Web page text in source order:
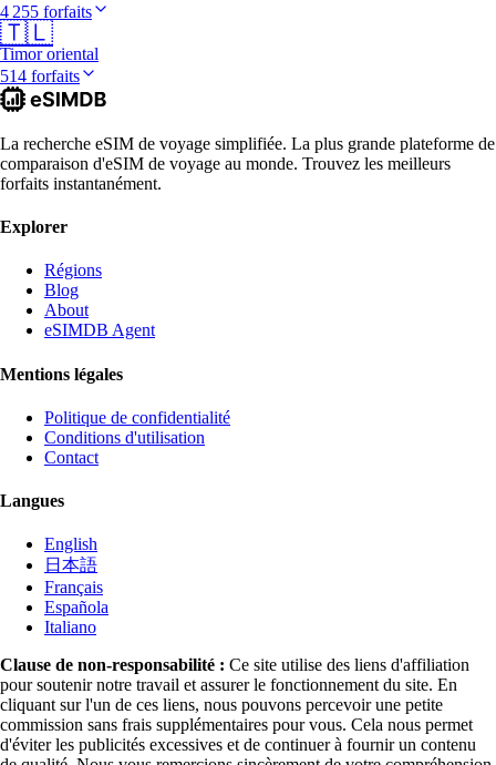
4 255 forfaits
🇹🇱
Timor oriental
514 forfaits
La recherche eSIM de voyage simplifiée. La plus grande plateforme de
comparaison d'eSIM de voyage au monde. Trouvez les meilleurs
forfaits instantanément.
Explorer
Régions
Blog
About
eSIMDB Agent
Mentions légales
Politique de confidentialité
Conditions d'utilisation
Contact
Langues
English
日本語
Français
Española
Italiano
Clause de non-responsabilité : Ce site utilise des liens d'affiliation
pour soutenir notre travail et assurer le fonctionnement du site. En
cliquant sur l'un de ces liens, nous pouvons percevoir une petite
commission sans frais supplémentaires pour vous. Cela nous permet
d'éviter les publicités excessives et de continuer à fournir un contenu